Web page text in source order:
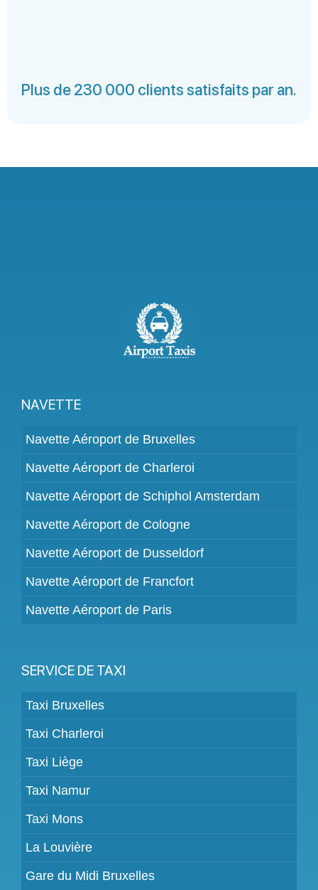
Plus de 230 000 clients satisfaits par an.
NAVETTE
Navette Aéroport de Bruxelles
Navette Aéroport de Charleroi
Navette Aéroport de Schiphol Amsterdam
Navette Aéroport de Cologne
Navette Aéroport de Dusseldorf
Navette Aéroport de Francfort
Navette Aéroport de Paris
SERVICE DE TAXI
Taxi Bruxelles
Taxi Charleroi
Taxi Liège
Taxi Namur
Taxi Mons
La Louvière
Gare du Midi Bruxelles